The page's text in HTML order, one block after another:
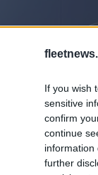
If you wish
sensitive
confirm
continue
information
further